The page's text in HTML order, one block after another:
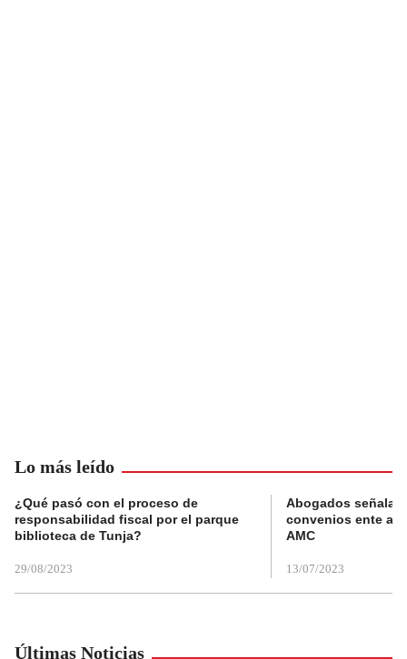
Lo más leído
¿Qué pasó con el proceso de
responsabilidad fiscal por el parque
biblioteca de Tunja?
29/08/2023
Abogados
convenios ente
AMC
13/07/2023
Últimas Noticias